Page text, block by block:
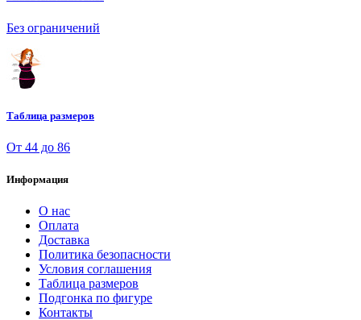
Без ограничений
Таблица размеров
От 44 до 86
Информация
О нас
Оплата
Доставка
Политика безопасности
Условия соглашения
Таблица размеров
Подгонка по фигуре
Контакты